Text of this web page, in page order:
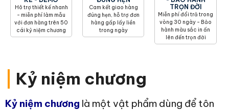
Hõ trợ thiết kế nhanh
- miễn phí làm mẫu
với đơn hàng trên 50
cái kỷ niệm chương
Cam kết giao hàng
đúng hẹn, hỗ trợ đơn
hàng gấp lấy liền
trong ngày
TRỌN ĐỜI
Miễn phí đổi trả trong
vòng 30 ngày - Bảo
hành màu sắc in ấn
lên đến trọn đời
Kỷ niệm chương
Kỷ niệm chương là một vật phẩm dùng để tôn